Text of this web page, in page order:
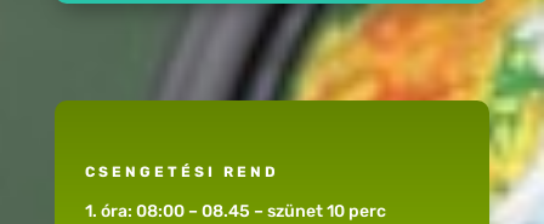
CSENGETÉSI REND
1. óra: 08:00 – 08.45 – szünet 10 perc